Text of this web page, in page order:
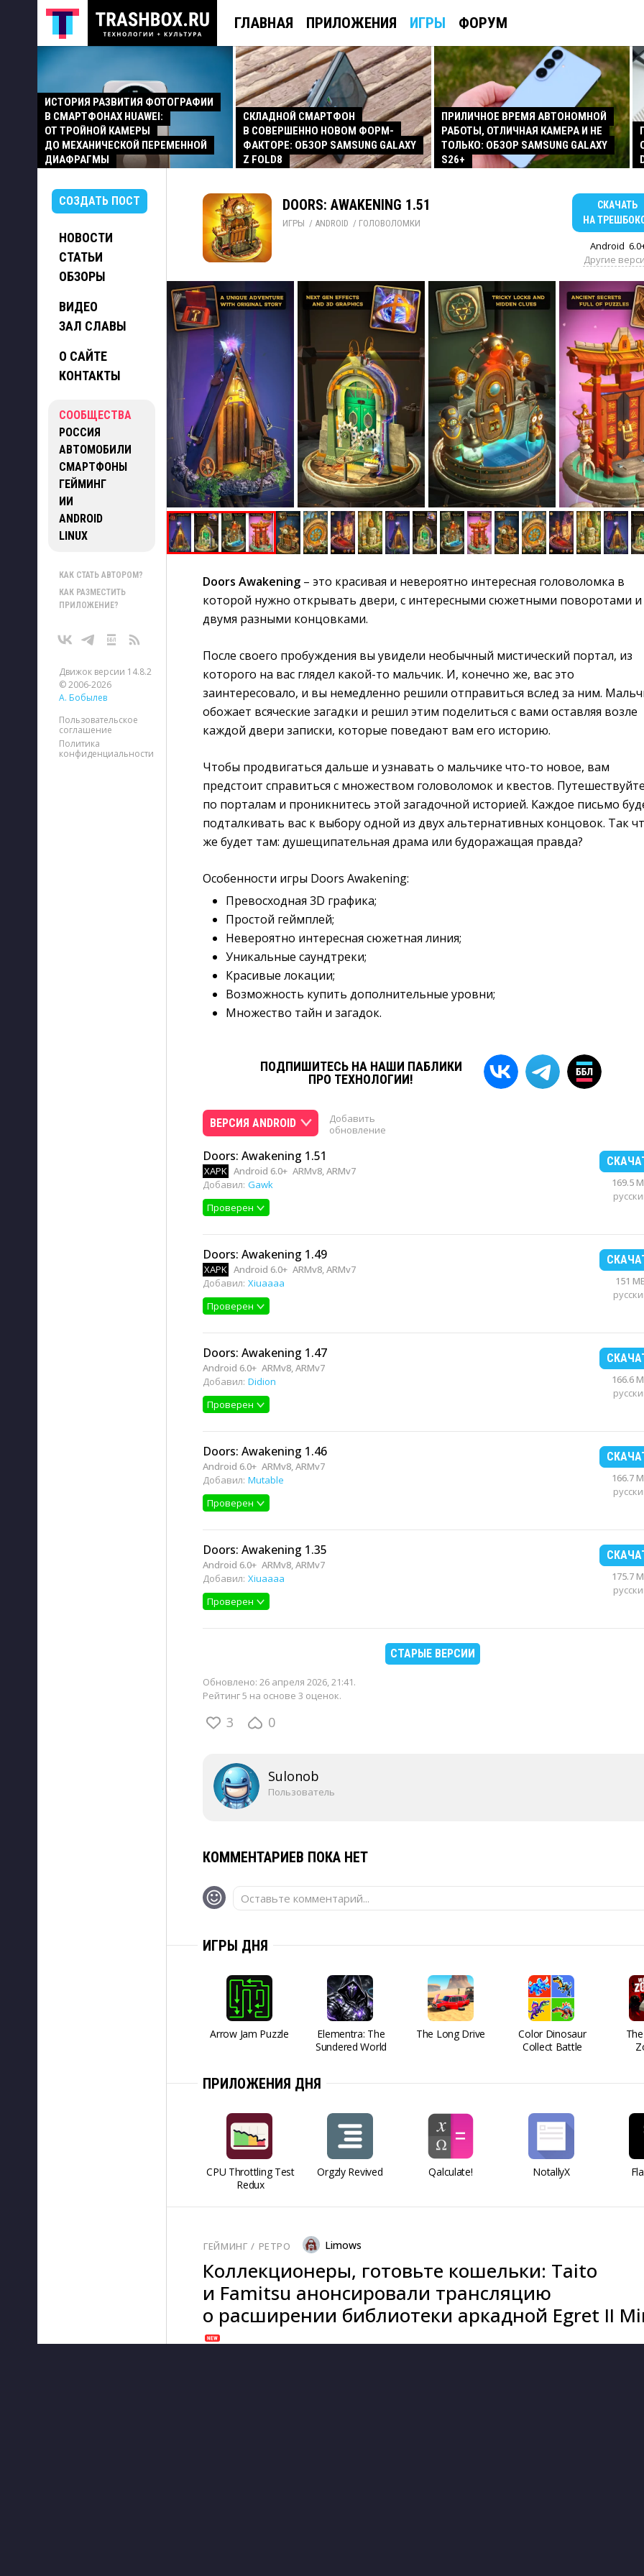
ГЛАВНАЯ ПРИЛОЖЕНИЯ ИГРЫ ФОРУМ
ИСТОРИЯ РАЗВИТИЯ ФОТОГРАФИИ
В СМАРТФОНАХ HUAWEI:
ОТ ТРОЙНОЙ КАМЕРЫ
ДО МЕХАНИЧЕСКОЙ ПЕРЕМЕННОЙ
ДИАФРАГМЫ
СКЛАДНОЙ СМАРТФОН
В СОВЕРШЕННО НОВОМ ФОРМ-
ФАКТОРЕ: ОБЗОР SAMSUNG GALAXY
Z FOLD8
ПРИЛИЧНОЕ ВРЕМЯ АВТОНОМНОЙ
РАБОТЫ, ОТЛИЧНАЯ КАМЕРА И НЕ
ТОЛЬКО: ОБЗОР SAMSUNG GALAXY
S26+
СОЗДАТЬ ПОСТ
НОВОСТИ
СТАТЬИ
ОБЗОРЫ
ВИДЕО
ЗАЛ СЛАВЫ
О САЙТЕ
КОНТАКТЫ
СООБЩЕСТВА
РОССИЯ
АВТОМОБИЛИ
СМАРТФОНЫ
ГЕЙМИНГ
ИИ
ANDROID
LINUX
КАК СТАТЬ АВТОРОМ?
КАК РАЗМЕСТИТЬ
ПРИЛОЖЕНИЕ?
Движок версии 14.8.2
© 2006-2026
А. Бобылев
Пользовательское
соглашение
Политика
конфиденциальности
DOORS: AWAKENING 1.51
ИГРЫ / ANDROID / ГОЛОВОЛОМКИ
СКАЧАТЬ
НА
Android
Другие
Doors Awakening – это красивая и невероятно интересная головоломка в
которой нужно открывать двери, с интересными сюжетными поворотами и
двумя разными концовками.
После своего пробуждения вы увидели необычный мистический портал, из
которого на вас глядел какой-то мальчик. И, конечно же, вас это
заинтересовало, и вы немедленно решили отправиться вслед за ним.
обожает всяческие загадки и решил этим поделиться с вами оставляя возле
каждой двери записки, которые поведают вам его историю.
Чтобы продвигаться дальше и узнавать о мальчике что-то новое, вам
предстоит справиться с множеством головоломок и квестов.
по порталам и проникнитесь этой загадочной историей. Каждое письмо
подталкивать вас к выбору одной из двух альтернативных концовок. Так
же будет там: душещипательная драма или будоражащая правда?
Особенности игры Doors Awakening:
Превосходная 3D графика;
Простой геймплей;
Невероятно интересная сюжетная линия;
Уникальные саундтреки;
Красивые локации;
Возможность купить дополнительные уровни;
Множество тайн и загадок.
ПОДПИШИТЕСЬ НА НАШИ ПАБЛИКИ
ПРО ТЕХНОЛОГИИ!
ВЕРСИЯ ANDROID
Добавить
обновление
Doors: Awakening 1.51
XAPK Android 6.0+ ARMv8, ARMv7
Добавил: Gawk
Проверен
169.5
Doors: Awakening 1.49
XAPK Android 6.0+ ARMv8, ARMv7
Добавил: Xiuaaaa
Проверен
151
Doors: Awakening 1.47
Android 6.0+ ARMv8, ARMv7
Добавил: Didion
Проверен
166.6
Doors: Awakening 1.46
Android 6.0+ ARMv8, ARMv7
Добавил: Mutable
Проверен
166.7
Doors: Awakening 1.35
Android 6.0+ ARMv8, ARMv7
Добавил: Xiuaaaa
Проверен
175.7
СТАРЫЕ ВЕРСИИ
Обновлено: 26 апреля 2026, 21:41.
Рейтинг 5 на основе 3 оценок.
3 0
Sulonob
Пользователь
КОММЕНТАРИЕВ ПОКА НЕТ
Оставьте комментарий...
ИГРЫ ДНЯ
Arrow Jam Puzzle
Elementra: The
Sundered World
The Long Drive
Color Dinosaur
Collect Battle
ПРИЛОЖЕНИЯ ДНЯ
CPU Throttling Test
Redux
Orgzly Revived Qalculate! NotallyX
ГЕЙМИНГ / РЕТРО Limows
Коллекционеры, готовьте кошельки: Taito
и Famitsu анонсировали трансляцию
о расширении библиотеки аркадной Egret II